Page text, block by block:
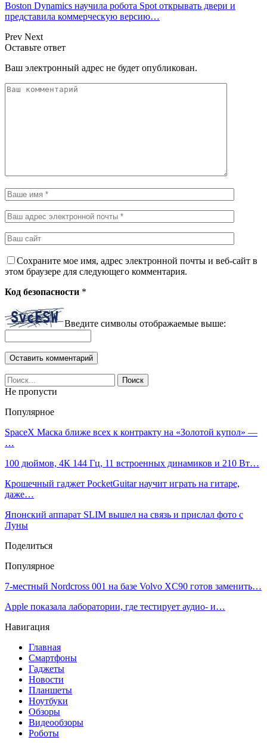
Boston Dynamics научила робота Spot открывать двери и
представила коммерческую версию…
Prev Next
Оставьте ответ
Ваш электронный адрес не будет опубликован.
Сохраните мое имя, адрес электронной почты и веб-сайт в
этом браузере для следующего комментария.
Код безопасности *
Введите символы отображаемые выше:
Не пропусти
Популярное
SpaceX Маска ближе всех к контракту на «Золотой купол» —
…
100 дюймов, 4К 144 Гц, 11 встроенных динамиков и 210 Вт…
Крошечный гаджет PocketGuitar научит играть на гитаре,
даже…
Японский аппарат SLIM вышел на связь и прислал фото с
Луны
Поделиться
Популярное
7-местный Nordcross 001 на базе Volvo XC90 готов заменить…
Apple показала лаборатории, где тестирует аудио- и…
Навигация
Главная
Смартфоны
Гаджеты
Новости
Планшеты
Ноутбуки
Обзоры
Видеообзоры
Роботы